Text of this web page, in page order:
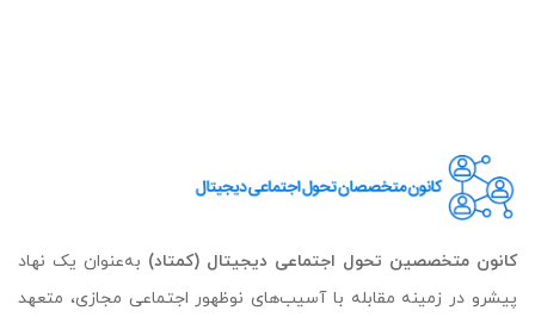
کانون متخصصین تحول اجتماعی دیجیتال (کمتاد) به‌عنوان یک نهاد
پیشرو در زمینه مقابله با آسیب‌های نوظهور اجتماعی مجازی، متعهد